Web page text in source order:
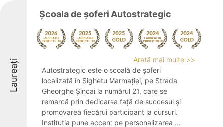
Laureați
Școala de șoferi Autostrategic
Arată mai multe >>
Autostrategic este o școală de șoferi
localizată în Sighetu Marmației, pe Strada
Gheorghe Șincai la numărul 21, care se
remarcă prin dedicarea față de succesul și
promovarea fiecărui participant la cursuri.
Instituția pune accent pe personalizarea ...